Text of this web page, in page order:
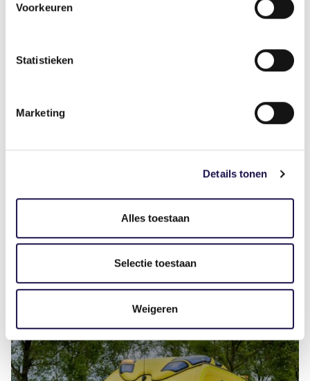
Voorkeuren
Statistieken
Marketing
Details tonen
Alles toestaan
Selectie toestaan
Weigeren
maatschappelijke waarde van
campagne te volgen en te delen.